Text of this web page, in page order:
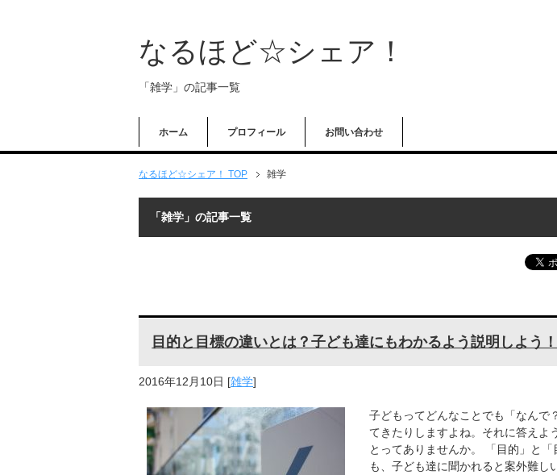
なるほど☆シェア！
「雑学」の記事一覧
ホーム プロフィール お問い合わせ
なるほど☆シェア！ TOP 雑学
「雑学」の記事一覧
目的と目標の違いとは？子ども達にもわかるよう説明しよう！
2016年12月10日 [雑学]
子どもってどんなことでも「なんで
てきたりしますよね。それに答えよ
とってありませんか。 「目的」と
も、子ども達に聞かれると案外難し